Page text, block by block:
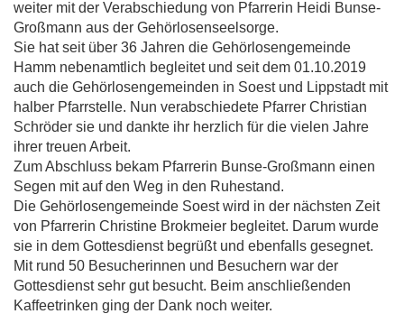
weiter mit der Verabschiedung von Pfarrerin Heidi Bunse-
Großmann aus der Gehörlosenseelsorge.
Sie hat seit über 36 Jahren die Gehörlosengemeinde
Hamm nebenamtlich begleitet und seit dem 01.10.2019
auch die Gehörlosengemeinden in Soest und Lippstadt mit
halber Pfarrstelle. Nun verabschiedete Pfarrer Christian
Schröder sie und dankte ihr herzlich für die vielen Jahre
ihrer treuen Arbeit.
Zum Abschluss bekam Pfarrerin Bunse-Großmann einen
Segen mit auf den Weg in den Ruhestand.
Die Gehörlosengemeinde Soest wird in der nächsten Zeit
von Pfarrerin Christine Brokmeier begleitet. Darum wurde
sie in dem Gottesdienst begrüßt und ebenfalls gesegnet.
Mit rund 50 Besucherinnen und Besuchern war der
Gottesdienst sehr gut besucht. Beim anschließenden
Kaffeetrinken ging der Dank noch weiter.